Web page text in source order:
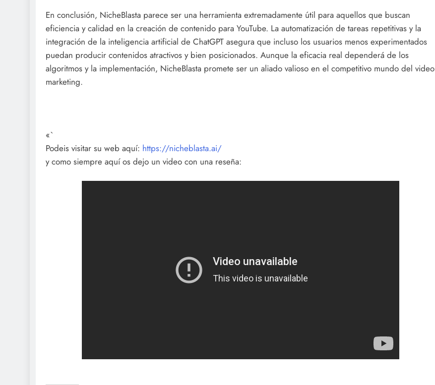
En conclusión, NicheBlasta parece ser una herramienta extremadamente útil para aquellos que buscan
eficiencia y calidad en la creación de contenido para YouTube. La automatización de tareas repetitivas y la
integración de la inteligencia artificial de ChatGPT asegura que incluso los usuarios menos experimentados
puedan producir contenidos atractivos y bien posicionados. Aunque la eficacia real dependerá de los
algoritmos y la implementación, NicheBlasta promete ser un aliado valioso en el competitivo mundo del video
marketing.
«`
Podeis visitar su web aquí: https://nicheblasta.ai/
y como siempre aquí os dejo un video con una reseña: